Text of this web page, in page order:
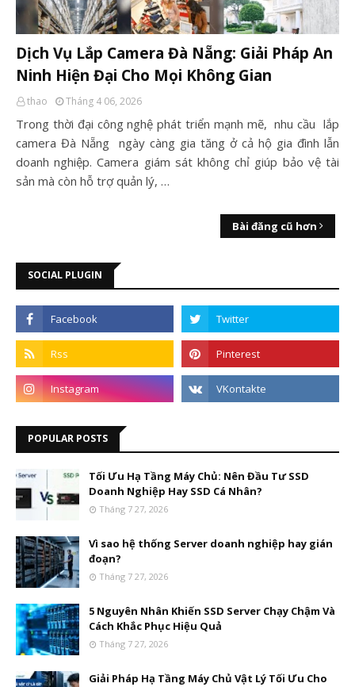
Dịch Vụ Lắp Camera Đà Nẵng: Giải Pháp An
Ninh Hiện Đại Cho Mọi Không Gian
thao Tháng 4 06, 2026
Trong thời đại công nghệ phát triển mạnh mẽ, nhu cầu lắp
camera Đà Nẵng ngày càng gia tăng ở cả hộ gia đình lẫn
doanh nghiệp. Camera giám sát không chỉ giúp bảo vệ tài
sản mà còn hỗ trợ quản lý, …
Bài đăng cũ hơn
SOCIAL PLUGIN
POPULAR POSTS
Tối Ưu Hạ Tầng Máy Chủ: Nên Đầu Tư SSD
Doanh Nghiệp Hay SSD Cá Nhân?
Tháng 7 27, 2026
Vì sao hệ thống Server doanh nghiệp hay gián
đoạn?
Tháng 7 27, 2026
5 Nguyên Nhân Khiến SSD Server Chạy Chậm Và
Cách Khắc Phục Hiệu Quả
Tháng 7 27, 2026
Giải Pháp Hạ Tầng Máy Chủ Vật Lý Tối Ưu Cho